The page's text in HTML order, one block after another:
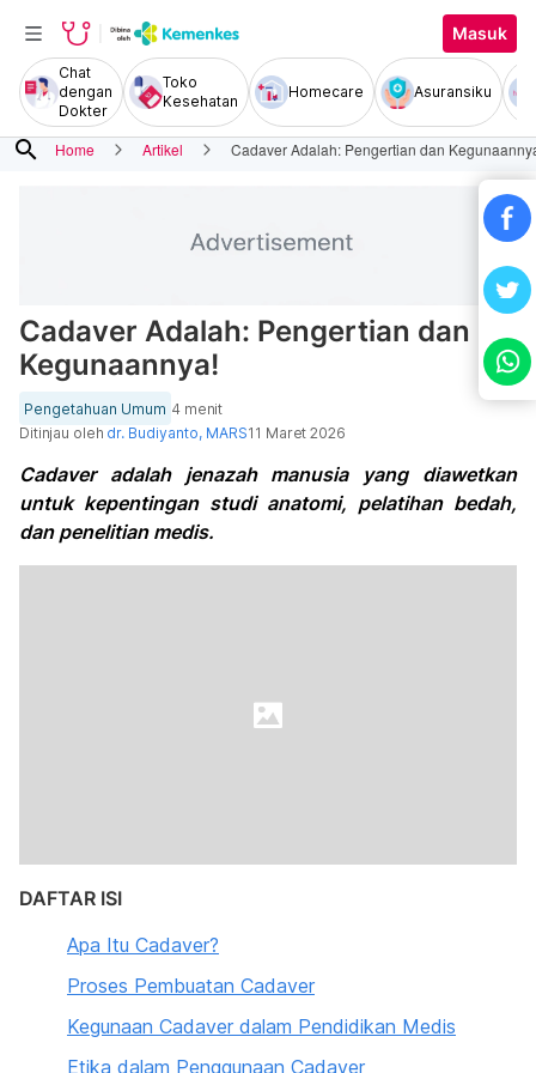
Masuk
Chat
dengan
Dokter
Toko
Kesehatan
Homecare Asuransiku
search Home Artikel Cadaver Adalah: Pengertian dan
Cadaver Adalah: Pengertian dan
Kegunaannya!
Pengetahuan Umum 4 menit
Ditinjau oleh dr. Budiyanto, MARS11 Maret 2026
Cadaver adalah jenazah manusia yang diawetkan
untuk kepentingan studi anatomi, pelatihan bedah,
dan penelitian medis.
DAFTAR ISI
Apa Itu Cadaver?
Proses Pembuatan Cadaver
Kegunaan Cadaver dalam Pendidikan Medis
Etika dalam Penggunaan Cadaver